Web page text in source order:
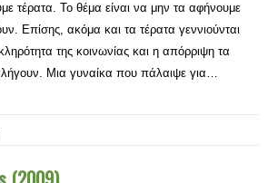
τέρατα. Το θέμα είναι να μην τα αφήνουμε
Επίσης, ακόμα και τα τέρατα γεννιούνται
της κοινωνίας και η απόρριψη τα
Μια γυναίκα που πάλαιψε για…